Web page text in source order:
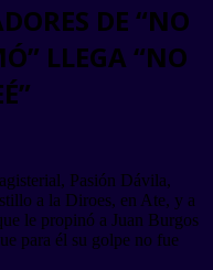
DE “NO
LLEGA “NO
Pasión Dávila,
a la Diroes, en Ate, y a
le propinó a Juan Burgos
para él su golpe no fue